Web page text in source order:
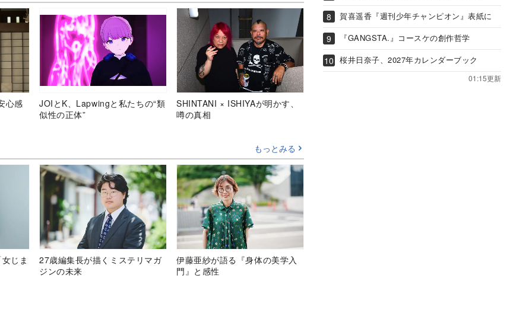
心感
JOIとK、Lapwingと私たちの“類
似性の正体”
SHINTANI × ISHIYAが明かす、
噂の真相
もっとみる
じま
27歳編集長が描くミステリマガ
ジンの未来
伊藤亜紗が語る『身体の美学入
門』と感性
賀喜遥香『週刊少年チャンピオン』表紙に
『GANGSTA.』コースケの創作哲学
桜井日奈子、2027年カレンダーブック
01:15更新